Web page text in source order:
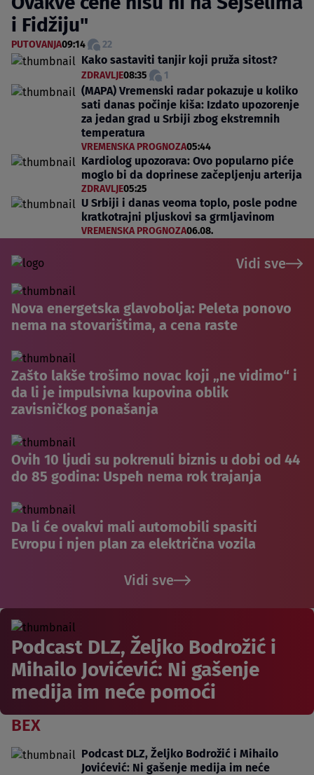
i Fidžiju"
PUTOVANJA09:14 22
Kako sastaviti tanjir koji pruža sitost?
ZDRAVLJE08:35 1
(MAPA) Vremenski radar pokazuje u koliko
sati danas počinje kiša: Izdato upozorenje
za jedan grad u Srbiji zbog ekstremnih
temperatura
VREMENSKA PROGNOZA05:44
Kardiolog upozorava: Ovo popularno piće
moglo bi da doprinese začepljenju arterija
ZDRAVLJE05:25
U Srbiji i danas veoma toplo, posle podne
kratkotrajni pljuskovi sa grmljavinom
VREMENSKA PROGNOZA06.08.
Vidi sve
Nova energetska glavobolja: Peleta ponovo
nema na stovarištima, a cena raste
Zašto lakše trošimo novac koji „ne vidimo“ i
da li je impulsivna kupovina oblik
zavisničkog ponašanja
Ovih 10 ljudi su pokrenuli biznis u dobi od 44
do 85 godina: Uspeh nema rok trajanja
Da li će ovakvi mali automobili spasiti
Evropu i njen plan za električna vozila
Vidi sve
Podcast DLZ, Željko Bodrožić i
Mihailo Jovićević: Ni gašenje
medija im neće pomoći
BEX
Podcast DLZ, Željko Bodrožić i Mihailo
Jovićević: Ni gašenje medija im neće